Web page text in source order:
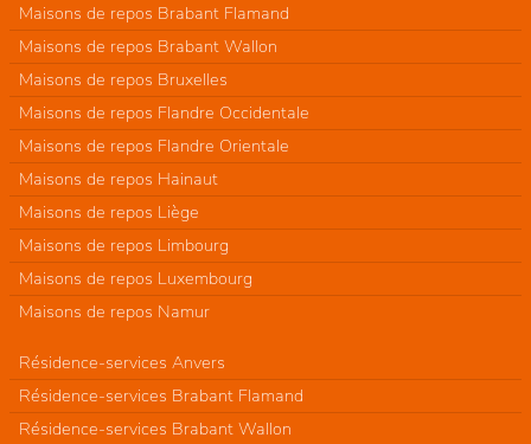
Maisons de repos Brabant Flamand
Maisons de repos Brabant Wallon
Maisons de repos Bruxelles
Maisons de repos Flandre Occidentale
Maisons de repos Flandre Orientale
Maisons de repos Hainaut
Maisons de repos Liège
Maisons de repos Limbourg
Maisons de repos Luxembourg
Maisons de repos Namur
Résidence-services Anvers
Résidence-services Brabant Flamand
Résidence-services Brabant Wallon